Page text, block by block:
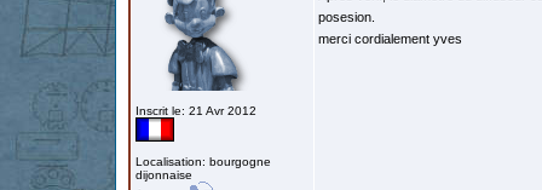
Inscrit le: 21 Avr 2012
Localisation: bourgogne
dijonnaise
posesion.
merci cordialement yves